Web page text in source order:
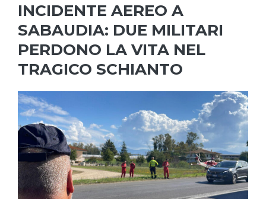
INCIDENTE AEREO A
SABAUDIA: DUE MILITARI
PERDONO LA VITA NEL
TRAGICO SCHIANTO